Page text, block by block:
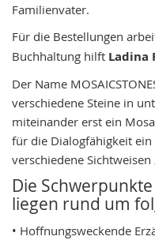
Familienvater.
Für die Bestellungen
Buchhaltung hilft Ladina
Der Name
verschiedene Steine in
miteinander erst ein
für die Dialogfähigkeit
verschiedene
Die Schwerpunkte
liegen rund um
• Hoffnungsweckende